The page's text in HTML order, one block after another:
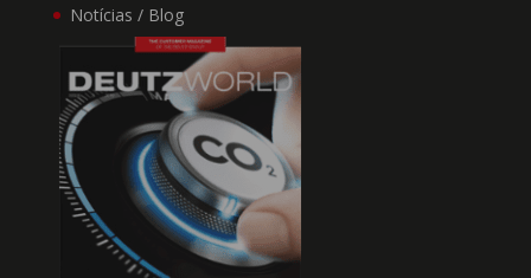
Notícias / Blogserviços, informações,
dados, arquivos, produtos
e qualquer tipo de
material existente nas
páginas externas; ou
qualquer situação ou
dano gerado na hipótese
do usuário acessar outros
links veiculados ao Site,
muito menos pelas
políticas de privacidade